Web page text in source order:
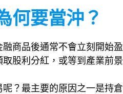
何要當沖？
商品後通常不會立刻開始
股利分紅，或等到產業前
？最主要的原因之一是持